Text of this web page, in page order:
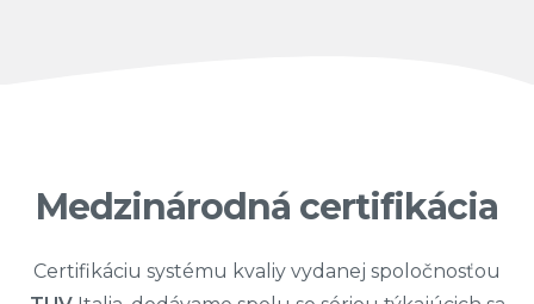
Medzinárodná certifikácia
Certifikáciu systému kvaliy vydanej spoločnosťou